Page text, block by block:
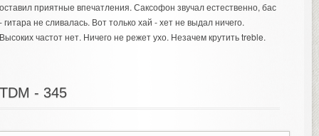
приятные впечатления. Саксофон звучал естественно, бас
гитара не сливалась. Вот только хай - хет не выдал ничего.
частот нет. Ничего не режет ухо. Незачем крутить treble.
- 345